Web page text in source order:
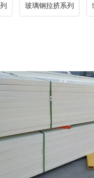
玻璃钢拉挤系列